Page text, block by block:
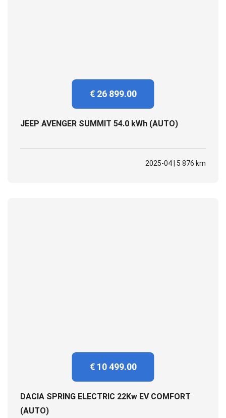
€ 26 899.00
JEEP AVENGER SUMMIT 54.0 kWh (AUTO)
2025-04 | 5 876 km
€ 10 499.00
DACIA SPRING ELECTRIC 22Kw EV COMFORT
(AUTO)